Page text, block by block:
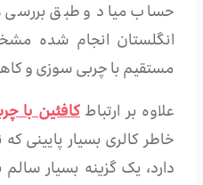
حساب میاد و طبق بررسی
انگلستان انجام شده
مستقیم با چربی سوزی و
علاوه بر ارتباطکافئین با
خاطر کالری بسیار پایینی
دارد، یک گزینه بسیار